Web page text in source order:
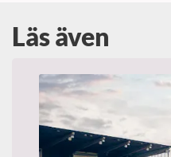
Läs även